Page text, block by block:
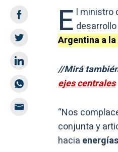
E l ministro
Argentina a
//Mirá
ejes centrales
“Nos
conjunta y
hacia